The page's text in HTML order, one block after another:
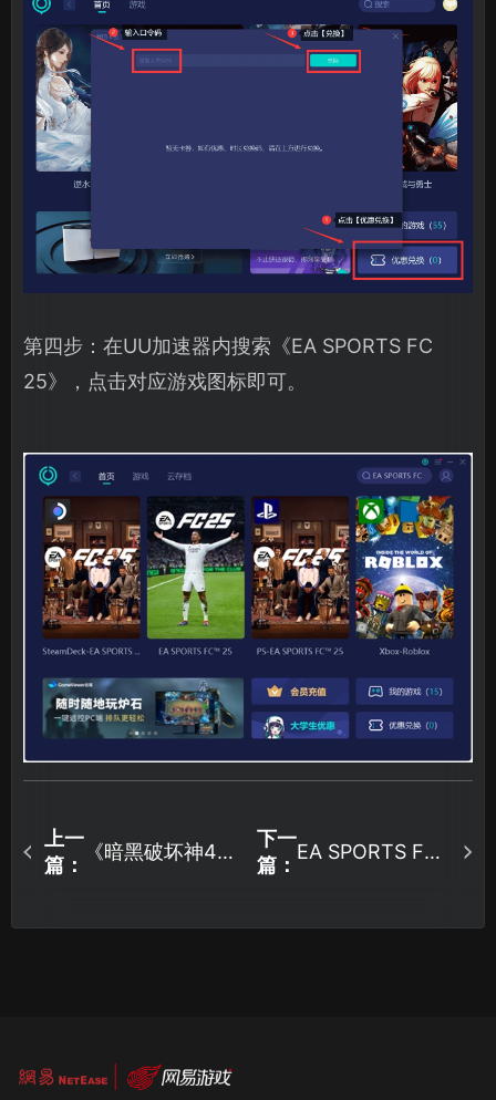
第四步：在UU加速器内搜索《EA SPORTS FC
25》，点击对应游戏图标即可。
上一
篇：
《暗黑破坏神4》
汇总！
下一
篇：
EA SPORTS FC
有效的解决方